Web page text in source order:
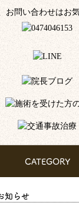
お問い合わせはお
CATEGORY
知らせ